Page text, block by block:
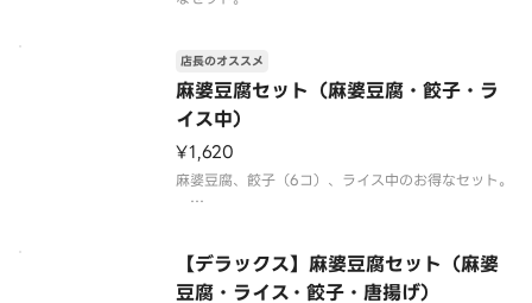
※写真はイメージです。
※品質保持の観点から、揚げ物類に付け合せており
ます野菜はつきません。予めご了承ください。
麻婆豆腐セット（麻婆豆腐・餃子・ラ
イス中）
店長のオススメ
¥1,620
麻婆豆腐、餃子（6コ）、ライス中のお得なセット。
【バイオマススプーン】もしくは【プラスチックレ
ンゲ】は別途ご注文下さい。
【デラックス】麻婆豆腐セット（麻婆
豆腐・ライス・餃子・唐揚げ）